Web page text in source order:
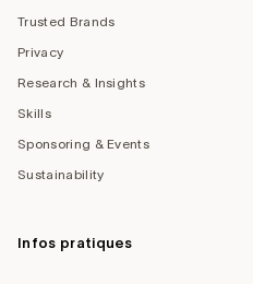
Trusted Brands
Privacy
Research & Insights
Skills
Sponsoring & Events
Sustainability
Infos pratiques